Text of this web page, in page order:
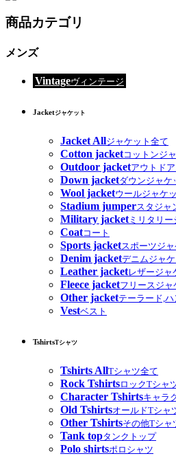
商品カテゴリ
メンズ
Vintageヴィンテージ
Jacketジャケット
Jacket Allジャケット全て
Cotton jacketコットンジ
Outdoor jacketアウトド
Down jacketダウンジャケ
Wool jacketウールジャケ
Stadium jumperスタジャ
Military jacketミリタリー
Coatコート
Sports jacketスポーツジャ
Denim jacketデニムジャケ
Leather jacketレザージャ
Fleece jacketフリースジャ
Other jacketテーラード,
Vestベスト
TshirtsTシャツ
Tshirts AllTシャツ全て
Rock TshirtsロックTシャ
Character Tshirtsキャラ
Old TshirtsオールドTシャ
Other Tshirtsその他Tシャ
Tank topタンクトップ
Polo shirtsポロシャツ